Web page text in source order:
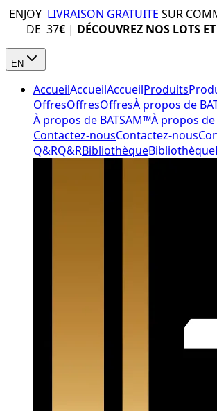
ENJOY LIVRAISON GRATUITE SUR
DE 37€ | DÉCOUVREZ NOS LOTS
EN
AccueilAccueilAccueilProduits
OffresOffresOffresÀ propos de
À propos de BATSAM™À propos de
Contactez-nousContactez-nous
Q&RQ&RBibliothèqueBibliothèque